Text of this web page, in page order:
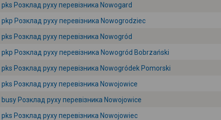
pks Розклад руху перевізника Nowogard
pkp Розклад руху перевізника Nowogrodziec
pks Розклад руху перевізника Nowogród
pkp Розклад руху перевізника Nowogród Bobrzański
pks Розклад руху перевізника Nowogródek Pomorski
pks Розклад руху перевізника Nowojowice
busy Розклад руху перевізника Nowojowice
pks Розклад руху перевізника Nowojowiec